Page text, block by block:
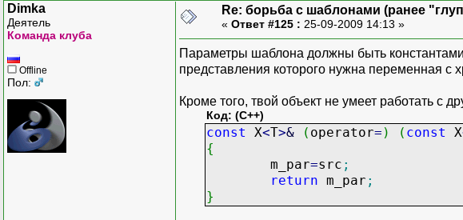
//объявление
X<int,0,"параметр1"> m_1;
X<CString,"0","параметр2"> m_2;
X<BYTE,0,"параметр3"> m_3;
//работа с объектом должна
void F()
{
t=m_2;
m_2=t;
}
Dimka
Деятель
Команда клуба
Offline
Пол:
Re: борьба с шаблонами (ранее
« Ответ #125 : 25-09-2009 14:13 »
Параметры шаблона должны быть
представления которого нужна переменная с
Кроме того, твой объект не умеет работать с
Код: (C++)
const X<T>& ( operator= ) ( const X
{
m_par=src ;
return m_par ;
}